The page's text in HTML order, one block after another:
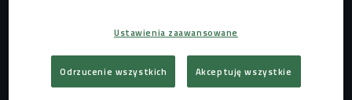
deepfake'i
Ustawienia zaawansowane
Odrzucenie wszystkich Akceptuję wszystkie